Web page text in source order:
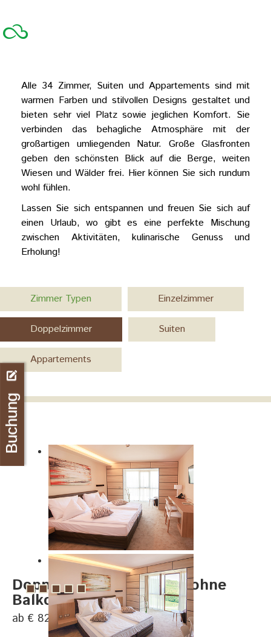
Alle 34 Zimmer, Suiten und Аppartements sind mit
warmen Farben und stilvollen Designs gestaltet und
bieten sehr viel Platz sowie jeglichen Komfort. Sie
verbinden das behagliche Atmosphäre mit der
großartigen umliegenden Natur. Große Glasfronten
geben den schönsten Blick auf die Berge, weiten
Wiesen und Wälder frei. Hier können Sie sich rundum
wohl fühlen.
Lassen Sie sich entspannen und freuen Sie sich auf
einen Urlaub, wo gibt es eine perfekte Mischung
zwischen Aktivitäten, kulinarische Genuss und
Erholung!
Zimmer Typen Einzelzimmer
Doppelzimmer Suiten
Appartements
Doppelzimmer Klassik - ohne
Balkon
ab € 82, pro Person
Buchung